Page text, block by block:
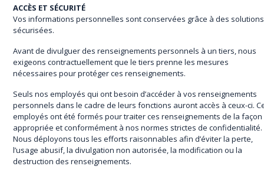
ACCÈS ET SÉCURITÉ
Vos informations personnelles sont conservées grâce à des solutions
sécurisées.
Avant de divulguer des renseignements personnels à un tiers, nous
exigeons contractuellement que le tiers prenne les mesures
nécessaires pour protéger ces renseignements.
Seuls nos employés qui ont besoin d’accéder à vos renseignements
personnels dans le cadre de leurs fonctions auront accès à ceux-ci.
employés ont été formés pour traiter ces renseignements de la façon
appropriée et conformément à nos normes strictes de confidentialité.
Nous déployons tous les efforts raisonnables afin d’éviter la perte,
l’usage abusif, la divulgation non autorisée, la modification ou la
destruction des renseignements.